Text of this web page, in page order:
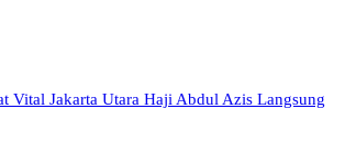
Vital Jakarta Utara Haji Abdul Azis Langsung